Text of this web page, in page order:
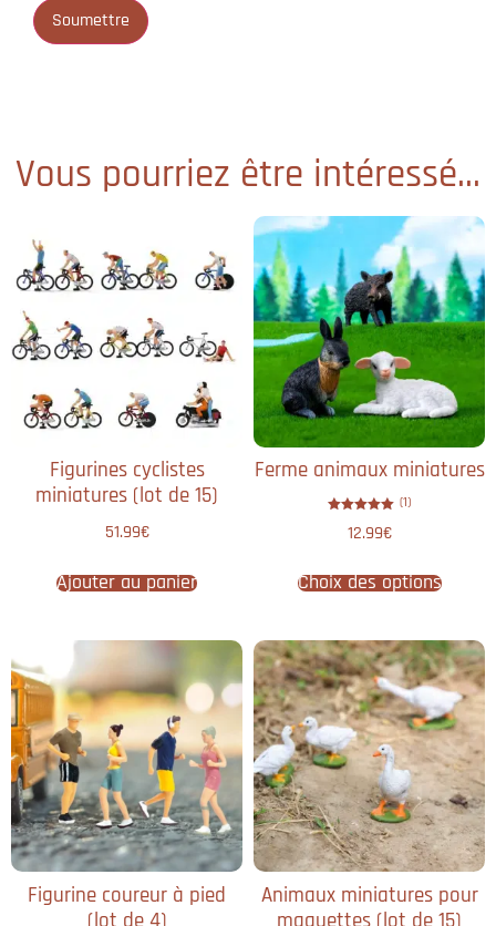
Vous pourriez être intéressé...
Figurines cyclistes
miniatures (lot de 15)
51.99€
Ajouter au panier
Ferme animaux miniatures
5.00
(1)
12.99€
Choix des options
Figurine coureur à pied​
Animaux miniatures pour